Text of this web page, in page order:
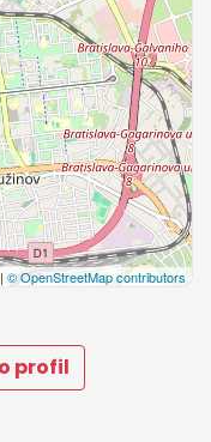
| © OpenStreetMap contributors
profil